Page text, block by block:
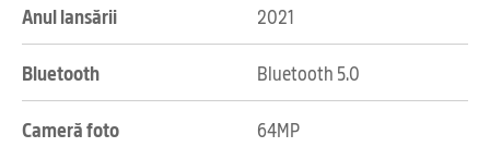
Anul lansării 2021
Bluetooth Bluetooth 5.0
Cameră foto 64MP